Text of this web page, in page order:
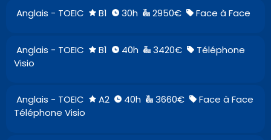
Anglais - TOEIC B1 30h 2950€ Face à Face
Anglais - TOEIC B1 40h 3420€
Téléphone
Visio
Anglais - TOEIC A2 40h 3660€
Face à Face
Téléphone Visio